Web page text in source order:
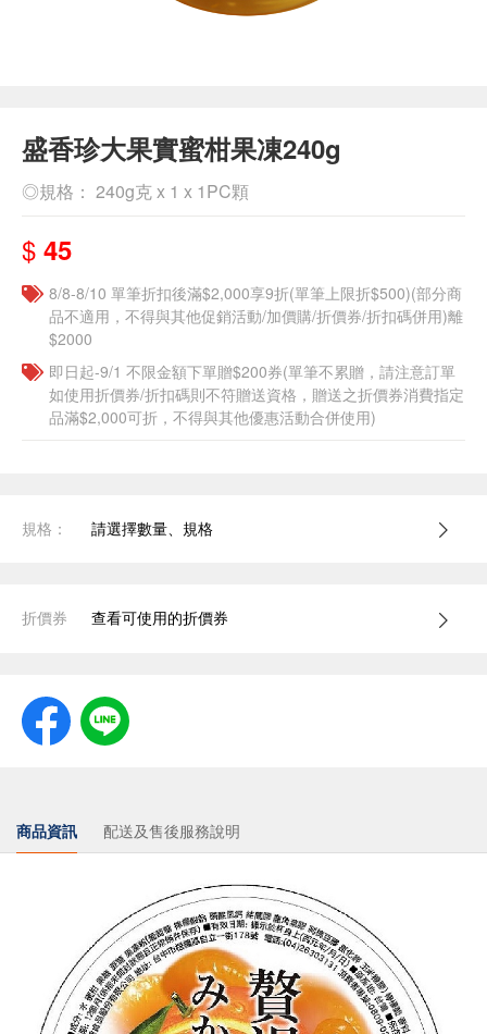
盛香珍大果實蜜柑果凍240g
◎規格： 240g克 x 1 x 1PC顆
$ 45
8/8-8/10 單筆折扣後滿$2,000享9折(單筆上限折$500)(部分商
品不適用，不得與其他促銷活動/加價購/折價券/折扣碼併用)離
$2000
即日起-9/1 不限金額下單贈$200券(單筆不累贈，請注意訂單
如使用折價券/折扣碼則不符贈送資格，贈送之折價券消費指定
品滿$2,000可折，不得與其他優惠活動合併使用)
規格： 請選擇數量、規格
折價券 查看可使用的折價券
商品資訊 配送及售後服務說明